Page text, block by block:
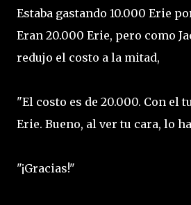
Estaba gastando 10.000 Erie
Eran 20.000 Erie, pero como
redujo el costo a la mitad,
"El costo es de 20.000. Con el
Erie. Bueno, al ver tu cara, lo
"¡Gracias!"